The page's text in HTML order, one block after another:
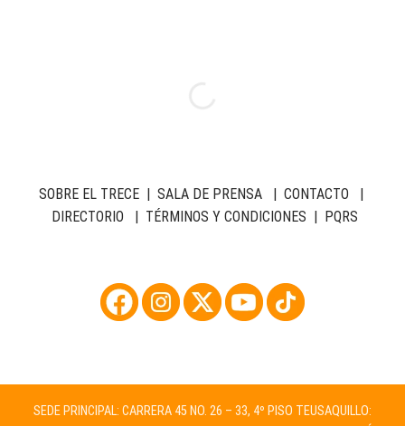
SOBRE EL TRECE| SALA DE PRENSA| CONTACTO |
DIRECTORIO | TÉRMINOS Y CONDICIONES | PQRS
SEDE PRINCIPAL: CARRERA 45 NO. 26 – 33, 4º PISO TEUSAQUILLO: